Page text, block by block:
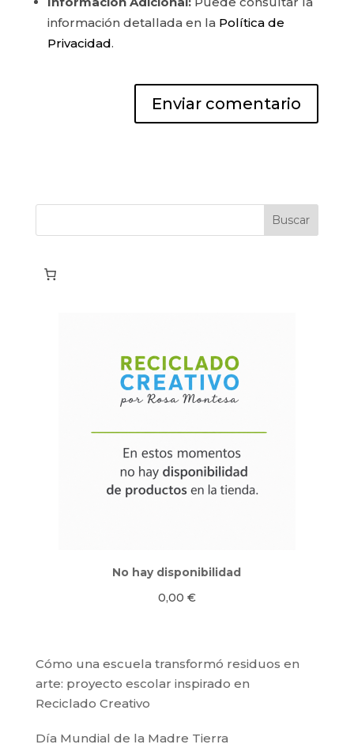
información detallada en la Política de
Privacidad.
No hay disponibilidad
0,00 €
Cómo una escuela transformó residuos en
arte: proyecto escolar inspirado en
Reciclado Creativo
Día Mundial de la Madre Tierra